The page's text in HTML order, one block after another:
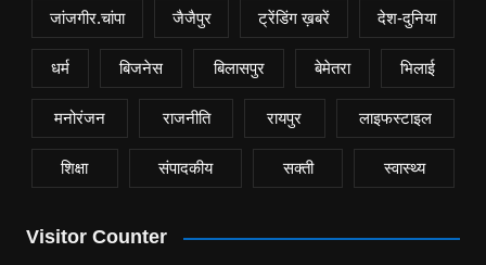
जांजगीर.चांपा जैजैपुर ट्रेंडिंग ख़बरें देश-दुनिया
धर्म बिजनेस बिलासपुर बेमेतरा भिलाई
मनोरंजन राजनीति रायपुर लाइफस्टाइल
शिक्षा संपादकीय सक्ती स्वास्थ्य
Visitor Counter